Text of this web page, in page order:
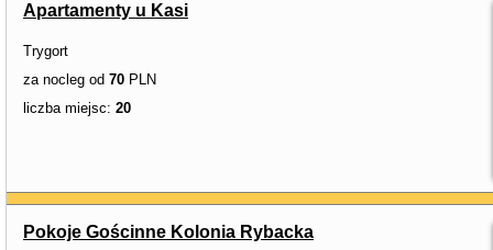
Apartamenty u Kasi
Trygort
za nocleg od 70 PLN
liczba miejsc: 20
Pokoje Gościnne Kolonia Rybacka